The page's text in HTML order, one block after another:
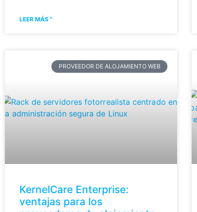
LEER MÁS "
PROVEEDOR DE ALOJAMIENTO WEB
KernelCare Enterprise:
ventajas para los